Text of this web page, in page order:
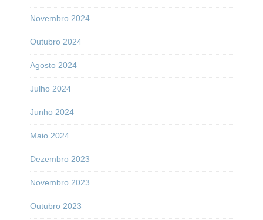
Novembro 2024
Outubro 2024
Agosto 2024
Julho 2024
Junho 2024
Maio 2024
Dezembro 2023
Novembro 2023
Outubro 2023